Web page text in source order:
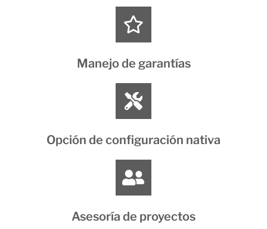
Manejo de garantías
Opción de configuración nativa
Asesoría de proyectos